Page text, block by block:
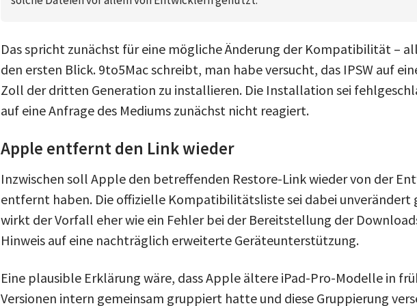
Das spricht zunächst für eine mögliche Änderung der Kompatibilität –
den ersten Blick. 9to5Mac schreibt, man habe versucht, das IPSW auf
Zoll der dritten Generation zu installieren. Die Installation sei
auf eine Anfrage des Mediums zunächst nicht reagiert.
Apple entfernt den Link wieder
Inzwischen soll Apple den betreffenden Restore-Link wieder von der
entfernt haben. Die offizielle Kompatibilitätsliste sei dabei unverändert
wirkt der Vorfall eher wie ein Fehler bei der Bereitstellung der
Hinweis auf eine nachträglich erweiterte Geräteunterstützung.
Eine plausible Erklärung wäre, dass Apple ältere iPad-Pro-Modelle in
Versionen intern gemeinsam gruppiert hatte und diese Gruppierung